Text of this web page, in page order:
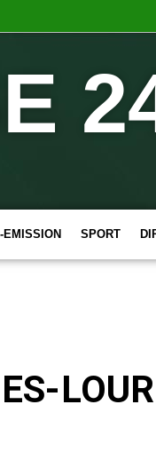
EMISSION SPORT